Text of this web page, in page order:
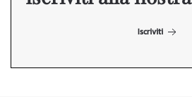
Iscriviti